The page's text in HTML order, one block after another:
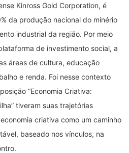
Kinross Gold Corporation, é
da produção nacional do minério
industrial da região. Por meio
de investimento social, a
áreas de cultura, educação
e renda. Foi nesse contexto
“Economia Criativa:
tiveram suas trajetórias
criativa como um caminho
baseado nos vínculos, na